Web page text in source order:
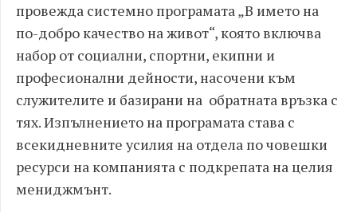
провежда системно програмата „В името на
по-добро качество на живот“, която включва
набор от социални, спортни, екипни и
професионални дейности, насочени към
служителите и базирани на обратната връзка с
тях. Изпълнението на програмата става с
всекидневните усилия на отдела по човешки
ресурси на компанията с подкрепата на целия
мениджмънт.